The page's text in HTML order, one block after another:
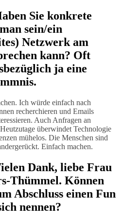
Sie konkrete
sein/ein
Netzwerk am
kann? Oft
ja eine
Ich würde einfach nach
recherchieren und Emails
Auch Anfragen an
überwindet Technologie
mühelos. Die Menschen sind
Einfach machen.
Dank, liebe Frau
Thümmel. Können
Abschluss einen Fun
nennen?